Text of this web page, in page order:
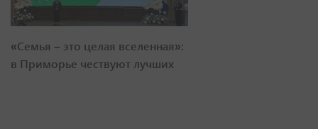
«Семья – это целая вселенная»:
в Приморье чествуют лучших